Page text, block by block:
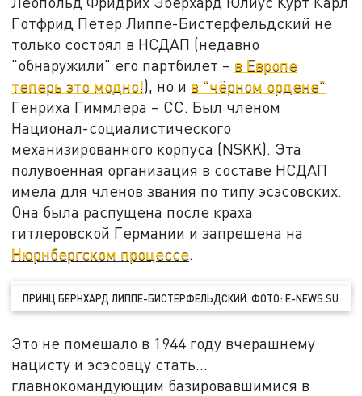
Готфрид Петер Липпе-Бистерфельдский не
только состоял в НСДАП (недавно
"обнаружили" его партбилет – в Европе
теперь это модно!), но и в "чёрном ордене"
Генриха Гиммлера – СС. Был членом
Национал-социалистического
механизированного корпуса (NSKK). Эта
полувоенная организация в составе НСДАП
имела для членов звания по типу эсэсовских.
Она была распущена после краха
гитлеровской Германии и запрещена на
Нюрнбергском процессе.
ПРИНЦ БЕРНХАРД ЛИППЕ-БИСТЕРФЕЛЬДСКИЙ. ФОТО: E-NEWS.SU
Это не помешало в 1944 году вчерашнему
нацисту и эсэсовцу стать…
главнокомандующим базировавшимися в